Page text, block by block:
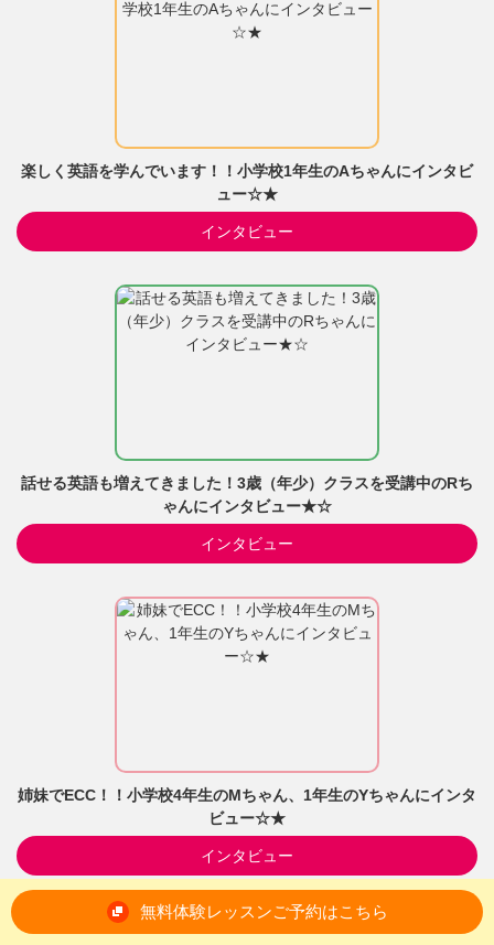
無料体験レッスンご予約はこちら
楽しく英語を学んでいます！！小学校1年生のAちゃんにインタビ
ュー☆★
インタビュー
話せる英語も増えてきました！3歳（年少）クラスを受講中のRち
ゃんにインタビュー★☆
インタビュー
姉妹でECC！！小学校4年生のMちゃん、1年生のYちゃんにインタ
ビュー☆★
インタビュー